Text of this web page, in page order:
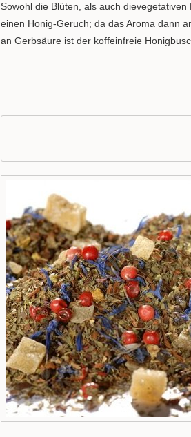
Sowohl die Blüten, als auch
einen Honig-Geruch; da das Aroma dann
an Gerbsäure ist der koffeinfreie